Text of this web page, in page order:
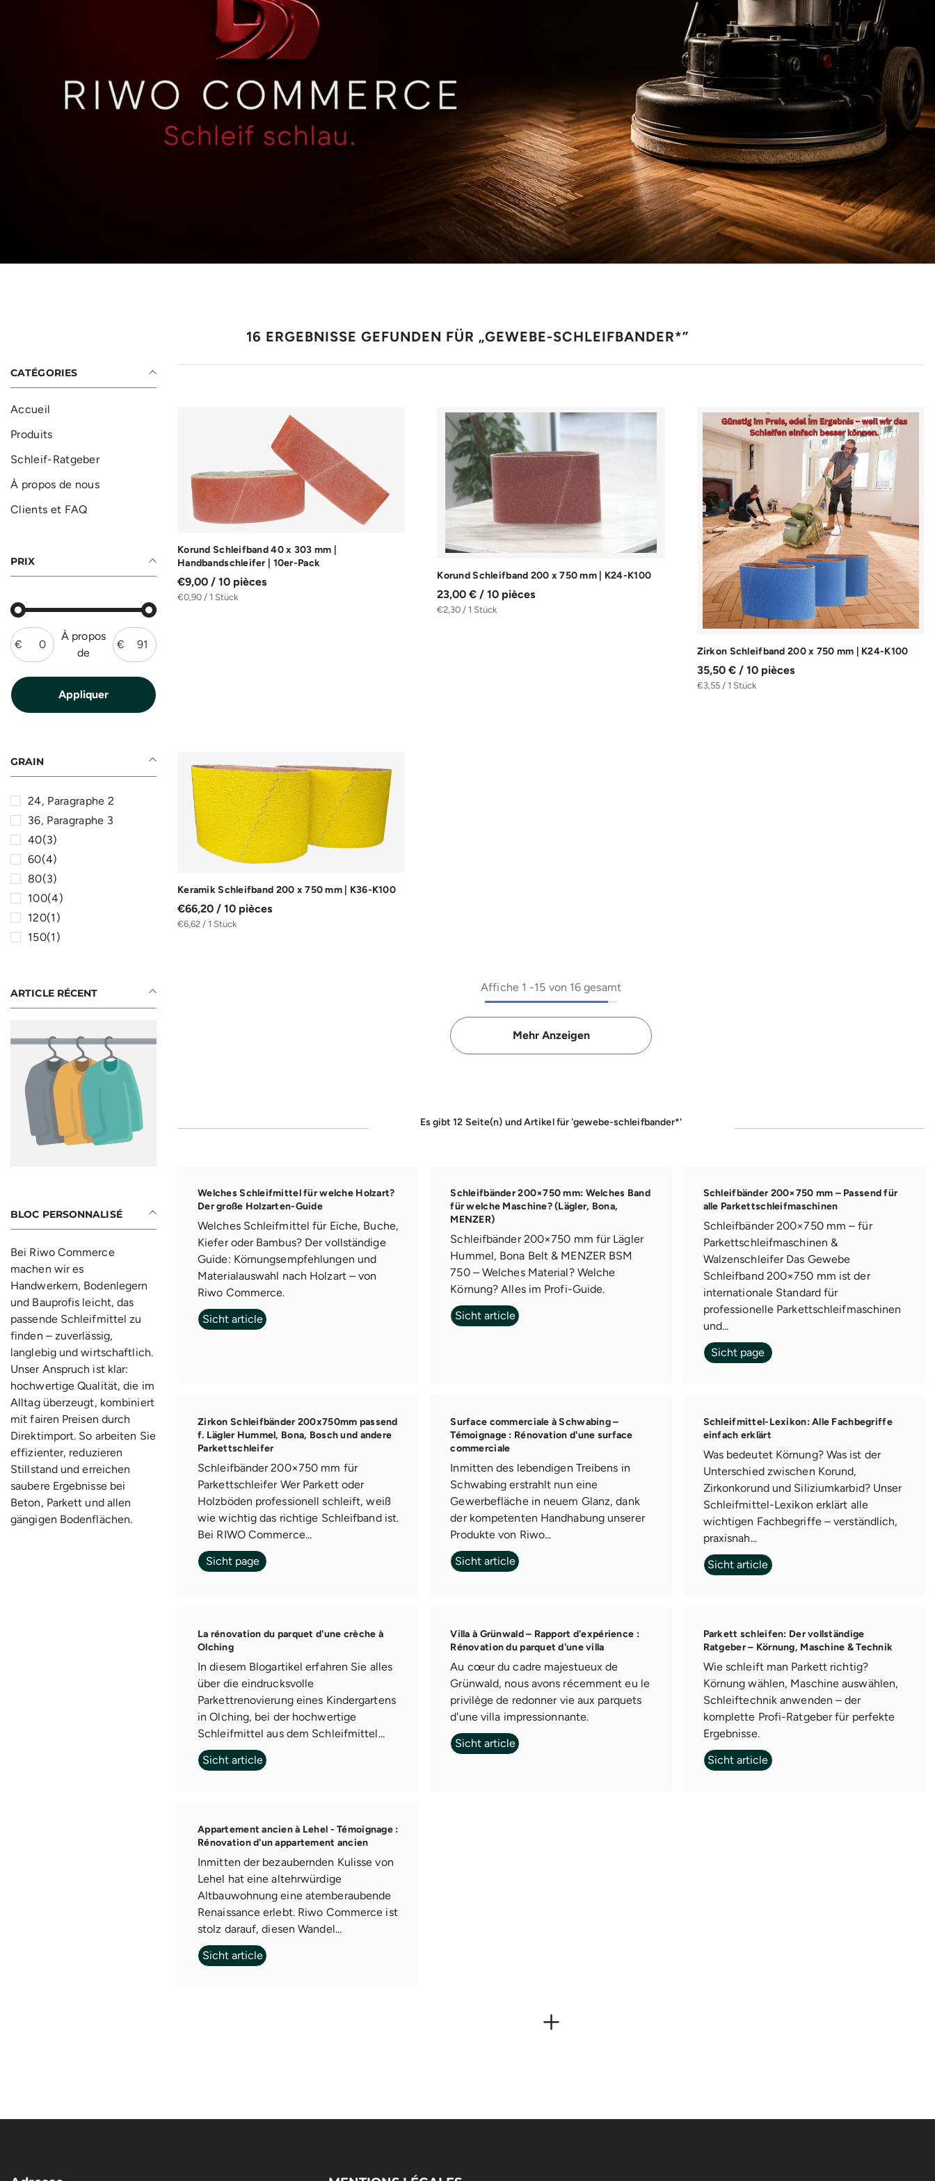
16 ERGEBNISSE GEFUNDEN FÜR „GEWEBE-SCHLEIFBANDER*”
CATÉGORIES
Accueil
Produits
Schleif-Ratgeber
À propos de nous
Clients et FAQ
PRIX
€
À propos
de
€
GRAIN
24, Paragraphe 2
36, Paragraphe 3
40(3)
60(4)
80(3)
100(4)
120(1)
150(1)
ARTICLE RÉCENT
BLOC PERSONNALISÉ
Bei Riwo Commerce
machen wir es
Handwerkern, Bodenlegern
und Bauprofis leicht, das
passende Schleifmittel zu
finden – zuverlässig,
langlebig und wirtschaftlich.
Unser Anspruch ist klar:
hochwertige Qualität, die im
Alltag überzeugt, kombiniert
mit fairen Preisen durch
Direktimport. So arbeiten Sie
effizienter, reduzieren
Stillstand und erreichen
saubere Ergebnisse bei
Beton, Parkett und allen
gängigen Bodenflächen.
Korund Schleifband 40 x 303 mm |
Handbandschleifer | 10er-Pack
€9,00 / 10 pièces
€0,90 / 1 Stück
Korund Schleifband 200 x 750 mm | K24-K100
23,00 € / 10 pièces
€2,30 / 1 Stück
Zirkon Schleifband 200 x 750 mm | K24-K100
35,50 € / 10 pièces
€3,55 / 1 Stück
Keramik Schleifband 200 x 750 mm | K36-K100
€66,20 / 10 pièces
€6,62 / 1 Stück
Affiche 1 -15 von 16 gesamt
Mehr Anzeigen
Es gibt 12 Seite(n) und Artikel für 'gewebe-schleifbander*'
Welches Schleifmittel für welche Holzart?
Der große Holzarten-Guide
Welches Schleifmittel für Eiche, Buche,
Kiefer oder Bambus? Der vollständige
Guide: Körnungsempfehlungen und
Materialauswahl nach Holzart – von
Riwo Commerce.
Sicht article
Schleifbänder 200×750 mm: Welches Band
für welche Maschine? (Lägler, Bona,
MENZER)
Schleifbänder 200×750 mm für Lägler
Hummel, Bona Belt & MENZER BSM
750 – Welches Material? Welche
Körnung? Alles im Profi-Guide.
Sicht article
Schleifbänder 200×750 mm – Passend für
alle Parkettschleifmaschinen
Schleifbänder 200×750 mm – für
Parkettschleifmaschinen &
Walzenschleifer Das Gewebe
Schleifband 200×750 mm ist der
internationale Standard für
professionelle Parkettschleifmaschinen
und...
Sicht page
Zirkon Schleifbänder 200x750mm passend
f. Lägler Hummel, Bona, Bosch und andere
Parkettschleifer
Schleifbänder 200×750 mm für
Parkettschleifer Wer Parkett oder
Holzböden professionell schleift, weiß
wie wichtig das richtige Schleifband ist.
Bei RIWO Commerce...
Sicht page
Surface commerciale à Schwabing –
Témoignage : Rénovation d'une surface
commerciale
Inmitten des lebendigen Treibens in
Schwabing erstrahlt nun eine
Gewerbefläche in neuem Glanz, dank
der kompetenten Handhabung unserer
Produkte von Riwo...
Sicht article
Schleifmittel-Lexikon: Alle Fachbegriffe
einfach erklärt
Was bedeutet Körnung? Was ist der
Unterschied zwischen Korund,
Zirkonkorund und Siliziumkarbid? Unser
Schleifmittel-Lexikon erklärt alle
wichtigen Fachbegriffe – verständlich,
praxisnah...
Sicht article
La rénovation du parquet d'une crèche à
Olching
In diesem Blogartikel erfahren Sie alles
über die eindrucksvolle
Parkettrenovierung eines Kindergartens
in Olching, bei der hochwertige
Schleifmittel aus dem Schleifmittel...
Sicht article
Villa à Grünwald – Rapport d'expérience :
Rénovation du parquet d'une villa
Au cœur du cadre majestueux de
Grünwald, nous avons récemment eu le
privilège de redonner vie aux parquets
d'une villa impressionnante.
Sicht article
Parkett schleifen: Der vollständige
Ratgeber – Körnung, Maschine & Technik
Wie schleift man Parkett richtig?
Körnung wählen, Maschine auswählen,
Schleiftechnik anwenden – der
komplette Profi-Ratgeber für perfekte
Ergebnisse.
Sicht article
Appartement ancien à Lehel - Témoignage :
Rénovation d'un appartement ancien
Inmitten der bezaubernden Kulisse von
Lehel hat eine altehrwürdige
Altbauwohnung eine atemberaubende
Renaissance erlebt. Riwo Commerce ist
stolz darauf, diesen Wandel...
Sicht article